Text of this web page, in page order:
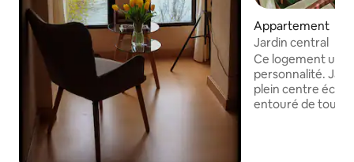
Appartement
Jardin central
Ce logement
personnalité.
plein centre
entouré de